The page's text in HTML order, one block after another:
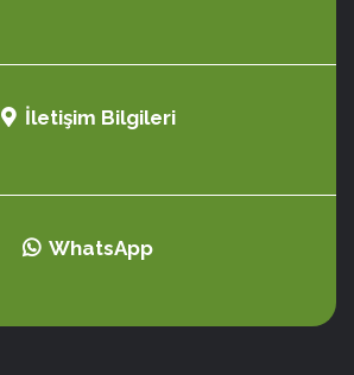
İletişim Bilgileri
WhatsApp